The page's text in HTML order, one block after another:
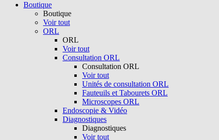
Boutique
Boutique
Voir tout
ORL
ORL
Voir tout
Consultation ORL
Consultation ORL
Voir tout
Unités de consultation ORL
Fauteuils et Tabourets ORL
Microscopes ORL
Endoscopie & Vidéo
Diagnostiques
Diagnostiques
Voir tout